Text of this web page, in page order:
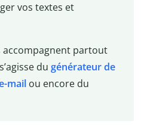
vos textes et
partout
du générateur de
mailou encore du